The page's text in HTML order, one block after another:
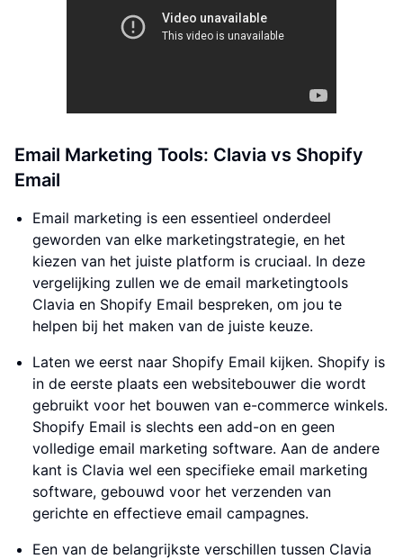
Email Marketing Tools: Clavia vs Shopify
Email
Email marketing is een essentieel onderdeel
geworden van elke marketingstrategie, en het
kiezen van het juiste platform is cruciaal. In deze
vergelijking zullen we de email marketingtools
Clavia en Shopify Email bespreken, om jou te
helpen bij het maken van de juiste keuze.
Laten we eerst naar Shopify Email kijken. Shopify is
in de eerste plaats een websitebouwer die wordt
gebruikt voor het bouwen van e-commerce winkels.
Shopify Email is slechts een add-on en geen
volledige email marketing software. Aan de andere
kant is Clavia wel een specifieke email marketing
software, gebouwd voor het verzenden van
gerichte en effectieve email campagnes.
Een van de belangrijkste verschillen tussen Clavia